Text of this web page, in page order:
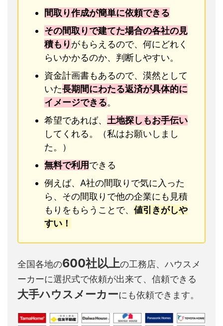
間取り作成が簡単に依頼できる
その間取りで建てた場合の各社の見
積もりがもらえるので、何にどれく
らいかかるのか、判断しやすい。
資金計画書もあるので、漠然として
いた長期間にわたる返済が具体的に
イメージできる。
希望であれば、 土地探しもお手伝い
してくれる。（私はお願いしまし
た。）
無料で利用できる
例えば、A社の間取りで気に入った
ら、その間取りで他の企業にも見積
もりをもらうことで、 値引きがしや
すい！
全国各地の600社以上の工務店、ハウスメ
ーカーに選択式で依頼が出来て、信頼できる
大手ハウスメーカーにも依頼できます。